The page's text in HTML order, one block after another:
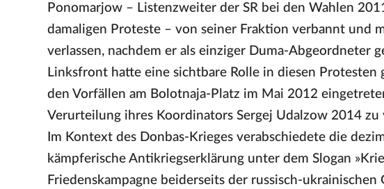
Ponomarjow – Listenzweiter der SR bei den Wahlen
damaligen Proteste – von seiner Fraktion verbannt und
verlassen, nachdem er als einziger Duma-Abgeordneter
Linksfront hatte eine sichtbare Rolle in diesen
den Vorfällen am Bolotnaja-Platz im Mai 2012
Verurteilung ihres Koordinators Sergej Udalzow 2014
Im Kontext des Donbas-Krieges verabschiedete die
kämpferische Antikriegserklärung unter dem Slogan
Friedenskampagne beiderseits der russisch-